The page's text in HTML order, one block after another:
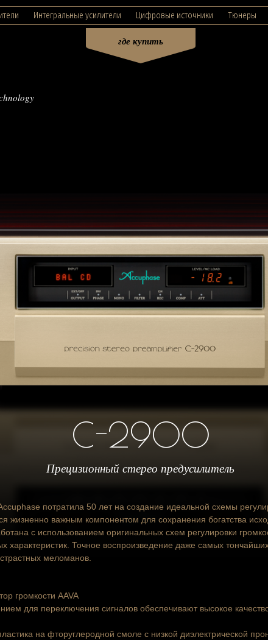
Интегральные усилители Цифровые источники Тюнеры
где купить
C-2900
Прецизионный стерео предусилитель
потратила 50 лет на создание идеальной схемы
жизненно важным компонентом для сохранения богатства
с использованием оригинальных схем регулировки
характеристик. Точное воспроизведение даже самых
меломанов.
громкости AAVA
для переключения сигналов обеспечивают высокое
на фторуглеродной смоле с низкой диэлектрической